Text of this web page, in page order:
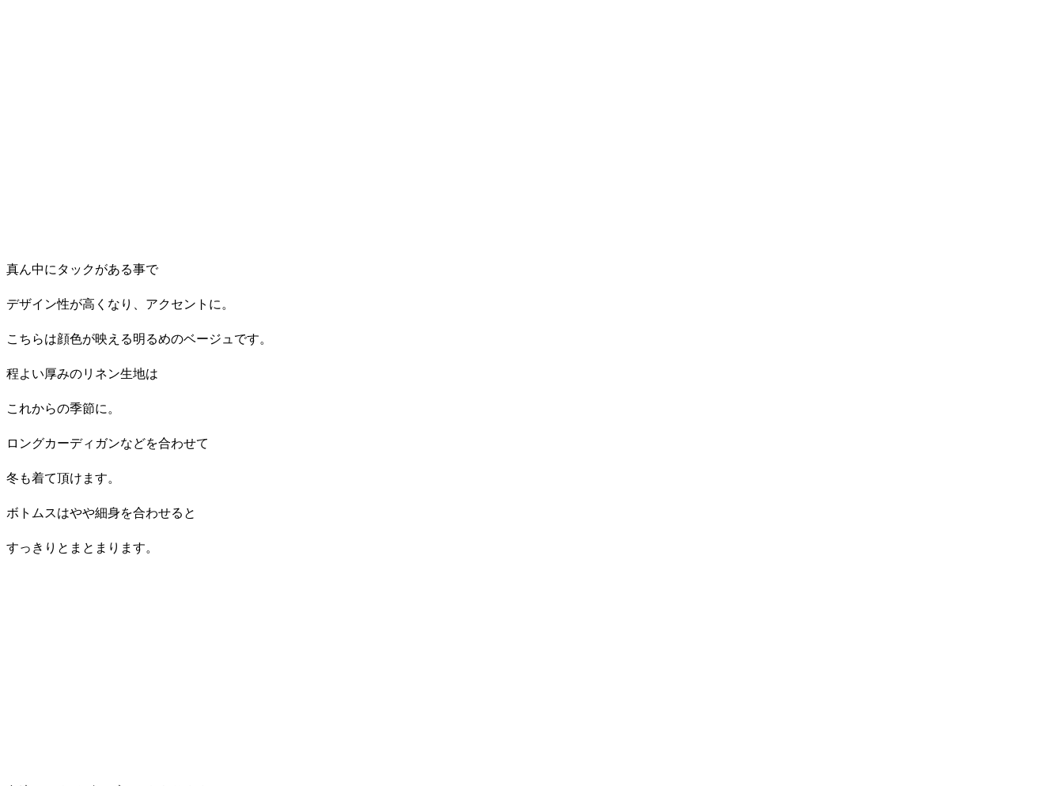
真ん中にタックがある事で
デザイン性が高くなり、アクセントに。
こちらは顔色が映える明るめのベージュです。
程よい厚みのリネン生地は
これからの季節に。
ロングカーディガンなどを合わせて
冬も着て頂けます。
ボトムスはやや細身を合わせると
すっきりとまとまります。